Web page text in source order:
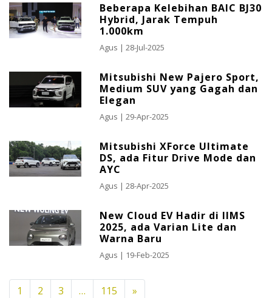
Beberapa Kelebihan BAIC BJ30
Hybrid, Jarak Tempuh
1.000km
Agus | 28-Jul-2025
Mitsubishi New Pajero Sport,
Medium SUV yang Gagah dan
Elegan
Agus | 29-Apr-2025
Mitsubishi XForce Ultimate
DS, ada Fitur Drive Mode dan
AYC
Agus | 28-Apr-2025
New Cloud EV Hadir di IIMS
2025, ada Varian Lite dan
Warna Baru
Agus | 19-Feb-2025
1 2 3 … 115 »
Transaksi Astra Financial di GIIAS 2025
Capai Rp 2,4 Triliun
09-08-2025
Unit Perdana Honda STEP WGN e:HEV
Diserahkan ke Kosumen
Geely Starray EM-i, Terobosan Baru di
Dunia Otomotif
09-08-2025
Melonjak 113 Persen
08-08-2025